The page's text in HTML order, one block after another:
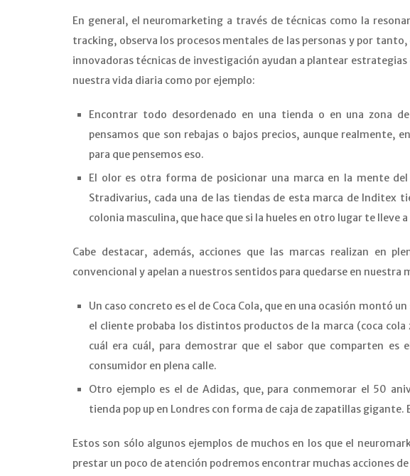
En general, el neuromarketing a través de técnicas como la
tracking, observa los procesos mentales de las personas y por
innovadoras técnicas de investigación ayudan a plantear
nuestra vida diaria como por ejemplo:
Encontrar todo desordenado en una tienda o en una zona
pensamos que son rebajas o bajos precios, aunque realmente,
para que pensemos eso.
El olor es otra forma de posicionar una marca en la mente
Stradivarius, cada una de las tiendas de esta marca de Inditex
colonia masculina, que hace que si la hueles en otro lugar te lleve a
Cabe destacar, además, acciones que las marcas realizan en
convencional y apelan a nuestros sentidos para quedarse en nuestra
Un caso concreto es el de Coca Cola, que en una ocasión montó
el cliente probaba los distintos productos de la marca (coca
cuál era cuál, para demostrar que el sabor que comparten es
consumidor en plena calle.
Otro ejemplo es el de Adidas, que, para conmemorar el 50
tienda pop up en Londres con forma de caja de zapatillas gigante.
Estos son sólo algunos ejemplos de muchos en los que el
prestar un poco de atención podremos encontrar muchas acciones